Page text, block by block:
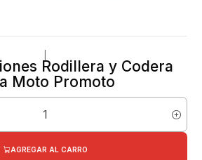
Rodillera y Codera
Moto Promoto
AGREGAR AL CARRO